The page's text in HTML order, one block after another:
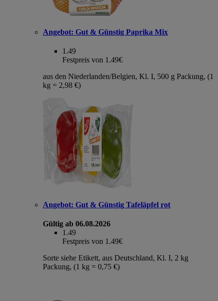
Angebot: Gut & Günstig Paprika Mix
1.49
Festpreis von 1.49€
aus den Niederlanden/Belgien, Kl. I, 500 g Packung, (1
kg = 2,98 €)
Angebot: Gut & Günstig Tafeläpfel rot
Gültig ab 06.08.2026
1.49
Festpreis von 1.49€
Sorte siehe Etikett, aus Deutschland, Kl. I, 2 kg
Packung, (1 kg = 0,75 €)